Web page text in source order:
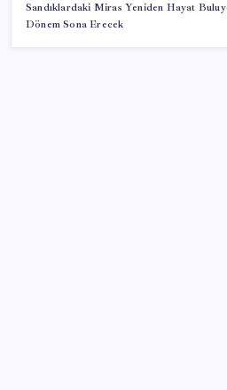
Sandıklardaki Miras Yeniden Hayat
Dönem Sona Erecek